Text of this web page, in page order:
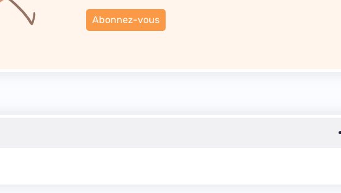
Abonnez-vous